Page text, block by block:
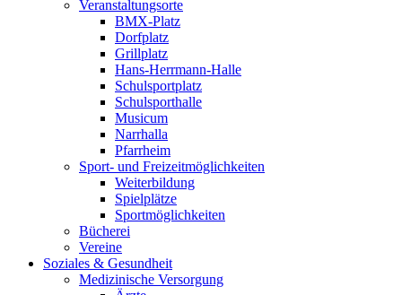
Veranstaltungsorte
BMX-Platz
Dorfplatz
Grillplatz
Hans-Herrmann-Halle
Schulsportplatz
Schulsporthalle
Musicum
Narrhalla
Pfarrheim
Sport- und Freizeitmöglichkeiten
Weiterbildung
Spielplätze
Sportmöglichkeiten
Bücherei
Vereine
Soziales & Gesundheit
Medizinische Versorgung